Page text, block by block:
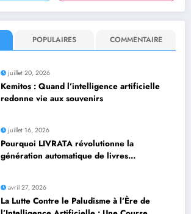
POPULAIRES COMMENTAIRE
juillet 20, 2026
Kemitos : Quand l’intelligence artificielle
redonne vie aux souvenirs
juillet 16, 2026
Pourquoi LIVRATA révolutionne la
génération automatique de livres
avril 27, 2026
La Lutte Contre le Paludisme à l’Ère de